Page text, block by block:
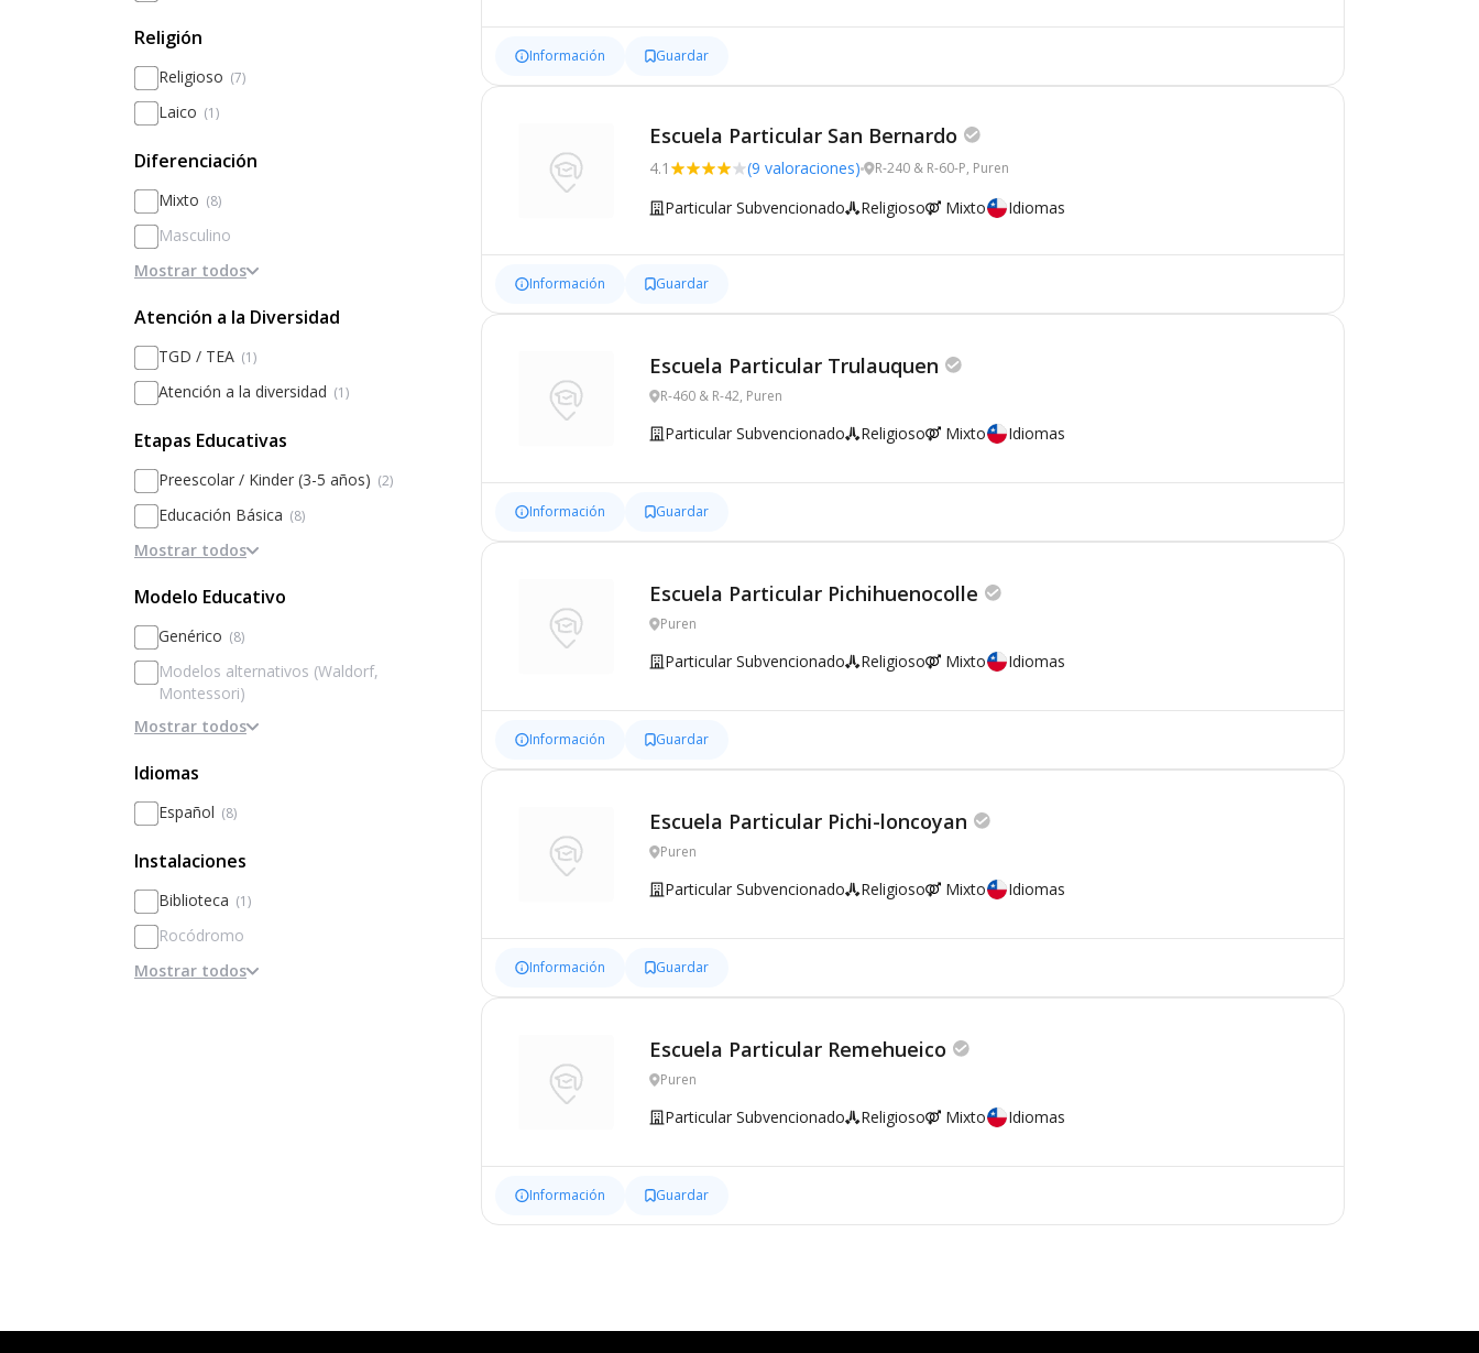
Religión
Religioso (7)
Laico (1)
Diferenciación
Mixto (8)
Masculino
Femenino
Diferenciado por sexos
Mostrar todos
Atención a la Diversidad
TGD / TEA (1)
Atención a la diversidad (1)
Etapas Educativas
Preescolar / Kinder (3-5 años) (2)
Educación Básica (8)
Educación Media
Mostrar todos
Modelo Educativo
Genérico (8)
Modelos alternativos (Waldorf,
Montessori)
Basado en la disciplina / internados
Basado en el rendimiento y la
excelencia
Mostrar todos
Idiomas
Español (8)
Instalaciones
Biblioteca (1)
Rocódromo
Aula de creación (Maker)
Mostrar todos
Información Guardar
Escuela Particular San Bernardo
4.1 (9 valoraciones) R-240 & R-60-P, Puren
Particular Subvencionado Religioso Mixto Idiomas
Información Guardar
Escuela Particular Trulauquen
R-460 & R-42, Puren
Particular Subvencionado Religioso Mixto Idiomas
Información Guardar
Escuela Particular Pichihuenocolle
Puren
Particular Subvencionado Religioso Mixto Idiomas
Información Guardar
Escuela Particular Pichi-loncoyan
Puren
Particular Subvencionado Religioso Mixto Idiomas
Información Guardar
Escuela Particular Remehueico
Puren
Particular Subvencionado Religioso Mixto Idiomas
Información Guardar